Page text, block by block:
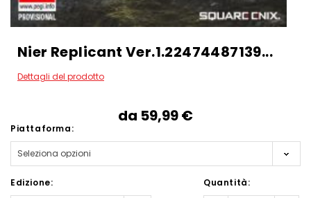
Nier Replicant Ver.1.22474487139...
Dettagli del prodotto
da 59,99‎ ‎€
Piattaforma:
Edizione: Quantità: